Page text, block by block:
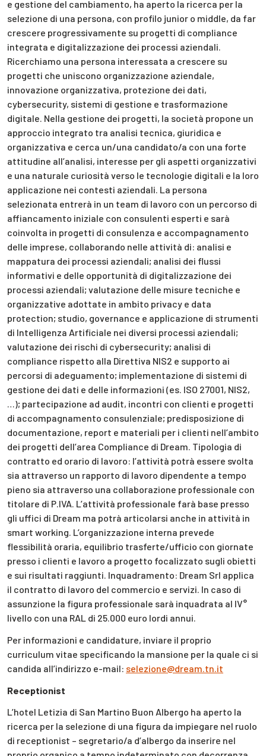
e gestione del cambiamento, ha aperto la ricerca per la
selezione di una persona, con profilo junior o middle, da far
crescere progressivamente su progetti di compliance
integrata e digitalizzazione dei processi aziendali.
Ricerchiamo una persona interessata a crescere su
progetti che uniscono organizzazione aziendale,
innovazione organizzativa, protezione dei dati,
cybersecurity, sistemi di gestione e trasformazione
digitale. Nella gestione dei progetti, la società propone un
approccio integrato tra analisi tecnica, giuridica e
organizzativa e cerca un/una candidato/a con una forte
attitudine all’analisi, interesse per gli aspetti organizzativi
e una naturale curiosità verso le tecnologie digitali e la loro
applicazione nei contesti aziendali. La persona
selezionata entrerà in un team di lavoro con un percorso di
affiancamento iniziale con consulenti esperti e sarà
coinvolta in progetti di consulenza e accompagnamento
delle imprese, collaborando nelle attività di: analisi e
mappatura dei processi aziendali; analisi dei flussi
informativi e delle opportunità di digitalizzazione dei
processi aziendali; valutazione delle misure tecniche e
organizzative adottate in ambito privacy e data
protection; studio, governance e applicazione di strumenti
di Intelligenza Artificiale nei diversi processi aziendali;
valutazione dei rischi di cybersecurity; analisi di
compliance rispetto alla Direttiva NIS2 e supporto ai
percorsi di adeguamento; implementazione di sistemi di
gestione dei dati e delle informazioni (es. ISO 27001, NIS2,
…); partecipazione ad audit, incontri con clienti e progetti
di accompagnamento consulenziale; predisposizione di
documentazione, report e materiali per i clienti nell’ambito
dei progetti dell’area Compliance di Dream. Tipologia di
contratto ed orario di lavoro: l’attività potrà essere svolta
sia attraverso un rapporto di lavoro dipendente a tempo
pieno sia attraverso una collaborazione professionale con
titolare di P.IVA. L’attività professionale farà base presso
gli uffici di Dream ma potrà articolarsi anche in attività in
smart working. L’organizzazione interna prevede
flessibilità oraria, equilibrio trasferte/ufficio con giornate
presso i clienti e lavoro a progetto focalizzato sugli obietti
e sui risultati raggiunti. Inquadramento: Dream Srl applica
il contratto di lavoro del commercio e servizi. In caso di
assunzione la figura professionale sarà inquadrata al IV°
livello con una RAL di 25.000 euro lordi annui.
Per informazioni e candidature, inviare il proprio
curriculum vitae specificando la mansione per la quale ci si
candida all’indirizzo e-mail: selezione@dream.tn.it
Receptionist
L’hotel Letizia di San Martino Buon Albergo ha aperto la
ricerca per la selezione di una figura da impiegare nel ruolo
di receptionist – segretario/a d’albergo da inserire nel